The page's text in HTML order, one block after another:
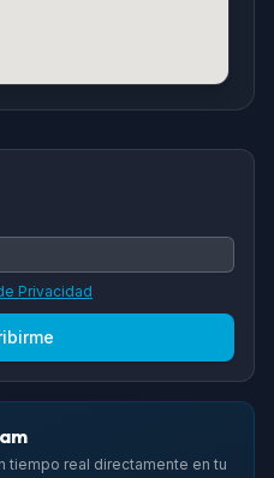
Privacidad
tiempo real directamente en tu